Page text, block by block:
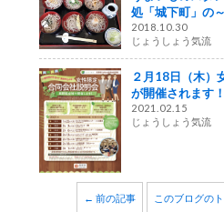
処「城下町」の
2018.10.30
じょうしょう気流
２月18日（木
が開催されます！
2021.02.15
じょうしょう気流
← 前の記事 このブログの